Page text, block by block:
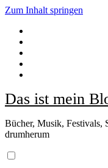
Zum Inhalt springen
Das ist mein
Bücher, Musik, Festivals,
drumherum